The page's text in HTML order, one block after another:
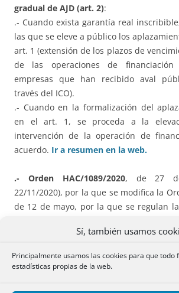
Sí, también usamos
Principalmente usamos las cookies para que todo
estadísticas propias de la web.
gradual de AJD (art. 2):
.- Cuando exista garantía real
las que se eleve a público los
art. 1 (extensión de los plazos de
de las operaciones de
empresas que han recibido aval
través del ICO).
.- Cuando en la formalización del
en el art. 1, se proceda a la
intervención de la operación de
acuerdo. Ir a resumen en la web.
.- Orden HAC/1089/2020, de 27
22/11/2020), por la que se modifica la
de 12 de mayo, por la que se regulan
Libros registro del IVAa través de la
IVA.Ir a resumen en la web